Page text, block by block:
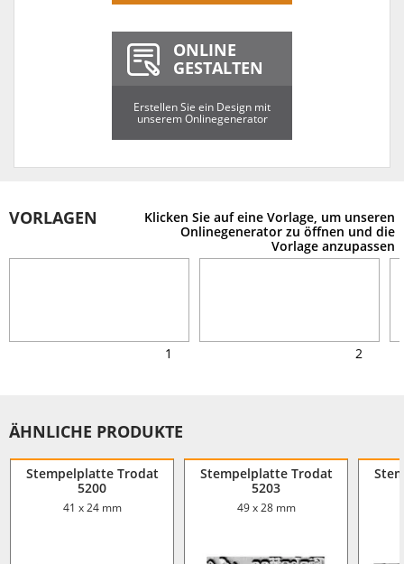
ONLINE
GESTALTEN
Erstellen Sie ein Design mit
unserem Onlinegenerator
VORLAGEN
Klicken Sie auf eine Vorlage, um unseren
Onlinegenerator zu öffnen und die
Vorlage anzupassen
1 2
ÄHNLICHE PRODUKTE
Stempelplatte Trodat
5200
41 x 24 mm
Stempelplatte Trodat
5203
49 x 28 mm